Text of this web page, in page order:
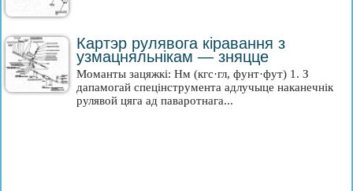
Картэр рулявога кіравання з
узмацняльнікам — зняцце
Моманты зацяжкі: Нм (кгс·гл, фунт·фут) 1. З
дапамогай спецінструмента адлучыце наканечнік
рулявой цяга ад паваротнага...